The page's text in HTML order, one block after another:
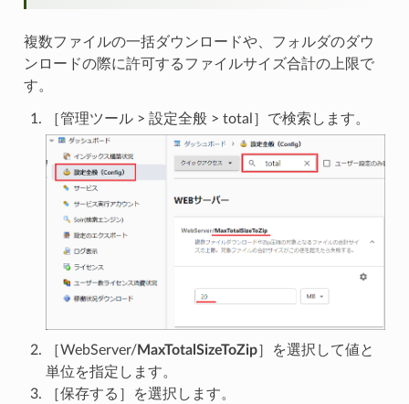
複数ファイルの一括ダウンロードや、フォルダのダウ
ンロードの際に許可するファイルサイズ合計の上限で
す。
［管理ツール > 設定全般 > total］で検索します。
［WebServer/MaxTotalSizeToZip］を選択して値と
単位を指定します。
［保存する］を選択します。